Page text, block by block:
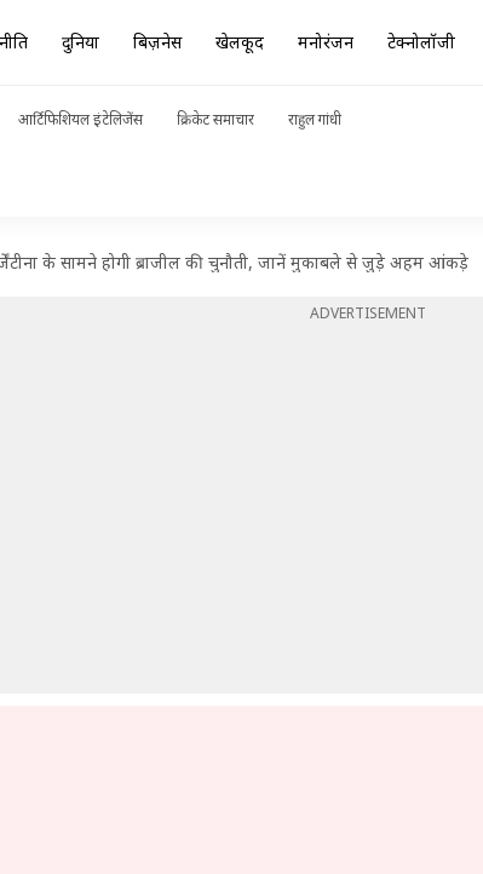
दुनिया बिज़नेस खेलकूद मनोरंजन टेक्नोलॉजी
आर्टिफिशियल इंटेलिजेंस क्रिकेट समाचार राहुल गांधी
के सामने होगी ब्राजील की चुनौती, जानें मुकाबले से जुड़े अहम आंकड़े
ADVERTISEMENT